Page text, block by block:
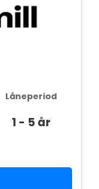
Låneperiod
1 - 5 år